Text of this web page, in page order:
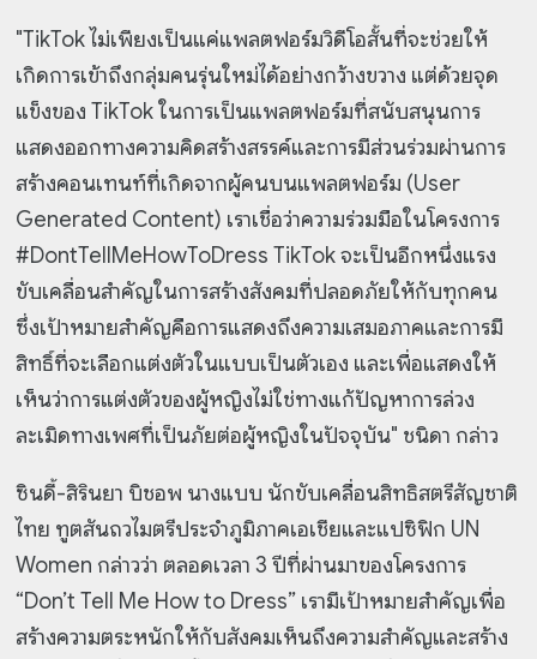
"TikTok ไม่เพียงเป็นแค่แพลตฟอร์มวิดีโอสั้นที่จะช่วยให้
เกิดการเข้าถึงกลุ่มคนรุ่นใหม่ได้อย่างกว้างขวาง แต่ด้วยจุด
แข็งของ TikTok ในการเป็นแพลตฟอร์มที่สนับสนุนการ
แสดงออกทางความคิดสร้างสรรค์และการมีส่วนร่วมผ่านการ
สร้างคอนเทนท์ที่เกิดจากผู้คนบนแพลตฟอร์ม (User
Generated Content) เราเชื่อว่าความร่วมมือในโครงการ
#DontTellMeHowToDress TikTok จะเป็นอีกหนึ่งแรง
ขับเคลื่อนสำคัญในการสร้างสังคมที่ปลอดภัยให้กับทุกคน
ซึ่งเป้าหมายสำคัญคือการแสดงถึงความเสมอภาคและการมี
สิทธิ์ที่จะเลือกแต่งตัวในแบบเป็นตัวเอง และเพื่อแสดงให้
เห็นว่าการแต่งตัวของผู้หญิงไม่ใช่ทางแก้ปัญหาการล่วง
ละเมิดทางเพศที่เป็นภัยต่อผู้หญิงในปัจจุบัน" ชนิดา กล่าว
ซินดี้-สิรินยา บิชอพ นางแบบ นักขับเคลื่อนสิทธิสตรีสัญชาติ
ไทย ทูตสันถวไมตรีประจำภูมิภาคเอเชียและแปซิฟิก UN
Women กล่าวว่า ตลอดเวลา 3 ปีที่ผ่านมาของโครงการ
“Don’t Tell Me How to Dress” เรามีเป้าหมายสำคัญเพื่อ
สร้างความตระหนักให้กับสังคมเห็นถึงความสำคัญและสร้าง